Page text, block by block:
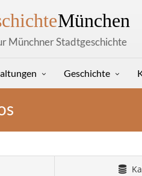
München
Münchner Stadtgeschichte
Geschichte